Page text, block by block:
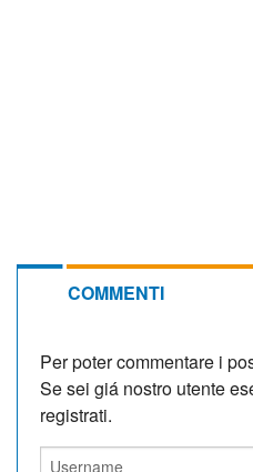
COMMENTI
Per poter commentare i
Se sei giá nostro utente
registrati.